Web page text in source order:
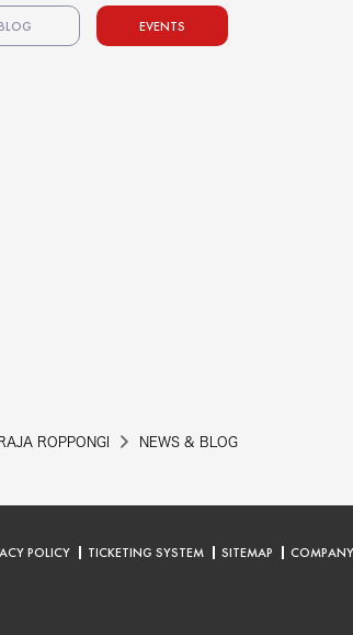
BLOG EVENTS
ROPPONGI NEWS & BLOG
POLICY TICKETING SYSTEM SITEMAP COMPANY